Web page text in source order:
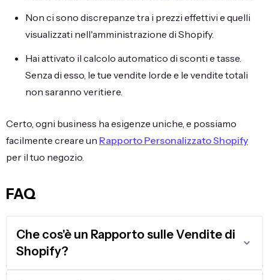
Non ci sono discrepanze tra i prezzi effettivi e quelli
visualizzati nell'amministrazione di Shopify.
Hai attivato il calcolo automatico di sconti e tasse.
Senza di esso, le tue vendite lorde e le vendite totali
non saranno veritiere.
Certo, ogni business ha esigenze uniche, e possiamo
facilmente creare un Rapporto Personalizzato Shopify
per il tuo negozio.
FAQ
Che cos'è un Rapporto sulle Vendite di
Shopify?